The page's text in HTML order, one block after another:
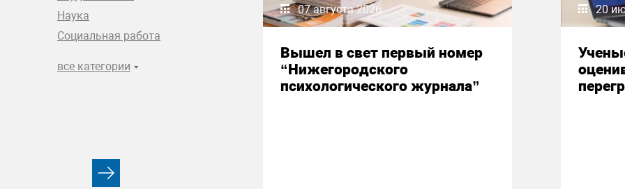
Наука
Социальная работа
все категории
07 августа 2026
Вышел в свет первый номер
“Нижегородского
психологического журнала”
20